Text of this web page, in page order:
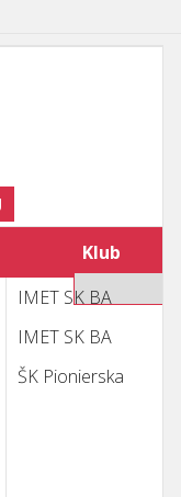
Klub
IMET SK BA
IMET SK BA
ŠK Pionierska